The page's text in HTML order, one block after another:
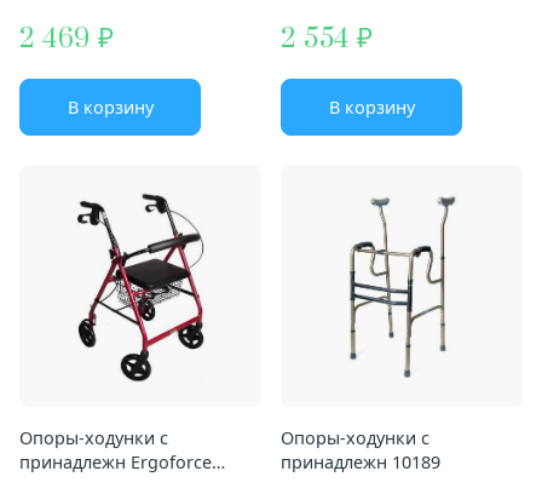
2 469
В корзину
2 554
В корзину
Опоры-ходунки с
принадлежн Ergoforce
Опоры-ходунки с
принадлежн 10189